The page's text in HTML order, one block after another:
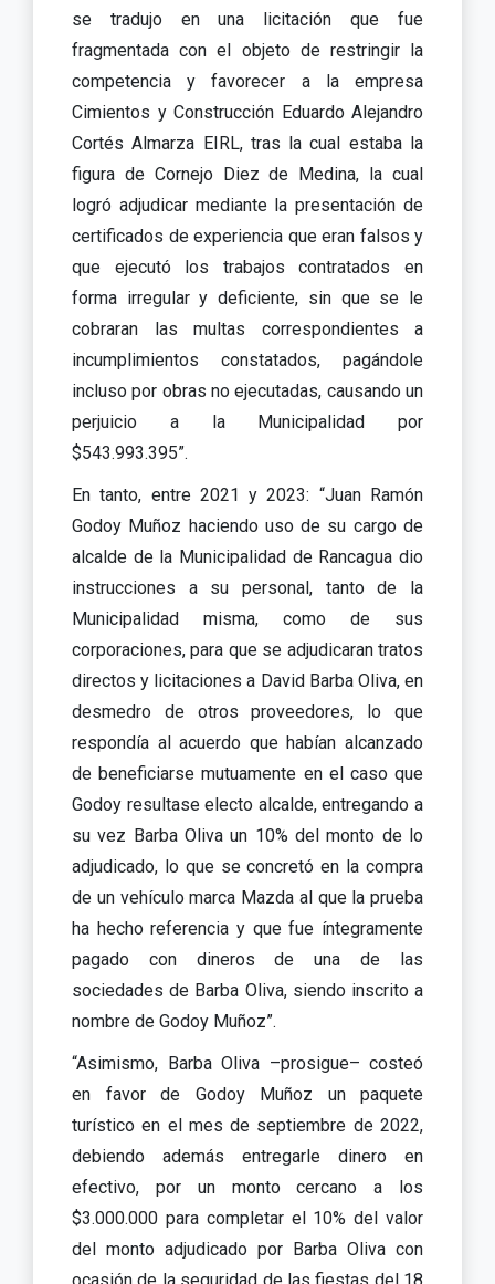
se tradujo en una licitación que fue
fragmentada con el objeto de restringir la
competencia y favorecer a la empresa
Cimientos y Construcción Eduardo Alejandro
Cortés Almarza EIRL, tras la cual estaba la
figura de Cornejo Diez de Medina, la cual
logró adjudicar mediante la presentación de
certificados de experiencia que eran falsos y
que ejecutó los trabajos contratados en
forma irregular y deficiente, sin que se le
cobraran las multas correspondientes a
incumplimientos constatados, pagándole
incluso por obras no ejecutadas, causando un
perjuicio a la Municipalidad por
$543.993.395”.
En tanto, entre 2021 y 2023: “Juan Ramón
Godoy Muñoz haciendo uso de su cargo de
alcalde de la Municipalidad de Rancagua dio
instrucciones a su personal, tanto de la
Municipalidad misma, como de sus
corporaciones, para que se adjudicaran tratos
directos y licitaciones a David Barba Oliva, en
desmedro de otros proveedores, lo que
respondía al acuerdo que habían alcanzado
de beneficiarse mutuamente en el caso que
Godoy resultase electo alcalde, entregando a
su vez Barba Oliva un 10% del monto de lo
adjudicado, lo que se concretó en la compra
de un vehículo marca Mazda al que la prueba
ha hecho referencia y que fue íntegramente
pagado con dineros de una de las
sociedades de Barba Oliva, siendo inscrito a
nombre de Godoy Muñoz”.
“Asimismo, Barba Oliva –prosigue– costeó
en favor de Godoy Muñoz un paquete
turístico en el mes de septiembre de 2022,
debiendo además entregarle dinero en
efectivo, por un monto cercano a los
$3.000.000 para completar el 10% del valor
del monto adjudicado por Barba Oliva con